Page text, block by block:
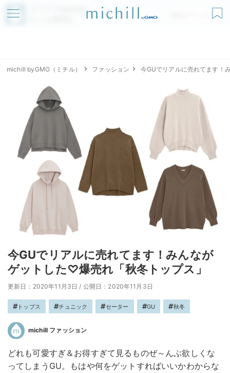
アプリでmichillが
無料ダウンロード
michill byGMO（ミチル） ファッション 今GUでリアルに売れてます！
今GUでリアルに売れてます！みんなが
ゲットした♡爆売れ「秋冬トップス」
更新日：2020年11月3日 / 公開日：2020年11月3日
トップス チュニック セーター GU 秋冬
michill ファッション
どれも可愛すぎ＆お得すぎて見るものぜ～んぶ欲しくな
ってしまうGU。もはや何をゲットすればいいかわからな